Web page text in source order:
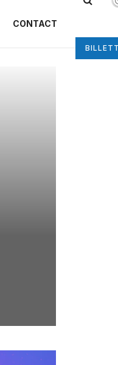
CONTACT